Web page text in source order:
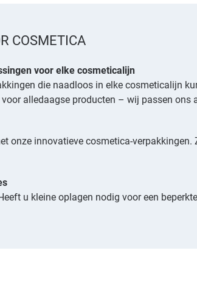
COSMETICA
voor elke cosmeticalijn
die naadloos in elke cosmeticalijn
alledaagse producten – wij passen ons
onze innovatieve cosmetica-
u kleine oplagen nodig voor een